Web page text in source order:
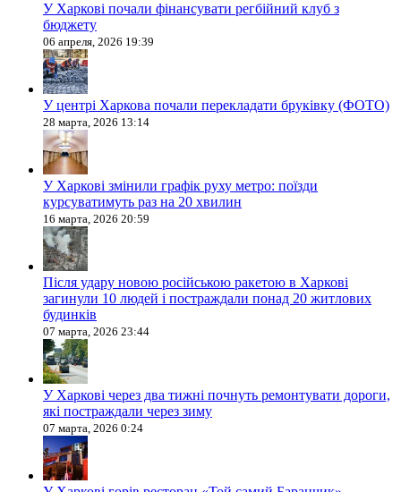
У Харкові почали фінансувати регбійний клуб з
бюджету
06 апреля, 2026 19:39
У центрі Харкова почали перекладати бруківку (ФОТО)
28 марта, 2026 13:14
У Харкові змінили графік руху метро: поїзди
курсуватимуть раз на 20 хвилин
16 марта, 2026 20:59
Після удару новою російською ракетою в Харкові
загинули 10 людей і постраждали понад 20 житлових
будинків
07 марта, 2026 23:44
У Харкові через два тижні почнуть ремонтувати дороги,
які постраждали через зиму
07 марта, 2026 0:24